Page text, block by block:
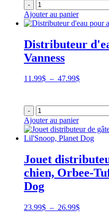
-
Ajouter au panier
Distributeur
Vanness
11.99$ – 47.99$Plage
11.99$
à
-
Ajouter au panier
Jouet
chien, Orbee-
Dog
23.99$ – 26.99$Plage